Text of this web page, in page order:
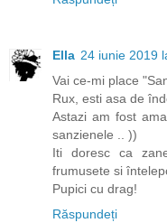
Ella 24 iunie 2019
Vai ce-mi place
Rux, esti asa de
Astazi am fost
sanzienele .. ))
Iti doresc ca
frumusete si
Pupici cu drag!
Răspundeți